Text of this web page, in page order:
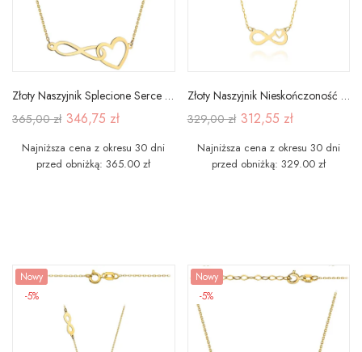
Złoty Naszyjnik Splecione Serce Nieskończoność
365,00 zł 346,75 zł
Najniższa cena z okresu 30 dni
przed obniżką: 365.00 zł
Złoty Naszyjnik Nieskończoność i Serduszko
329,00 zł 312,55 zł
Najniższa cena z okresu 30 dni
przed obniżką: 329.00 zł
Nowy
-5%
Nowy
-5%